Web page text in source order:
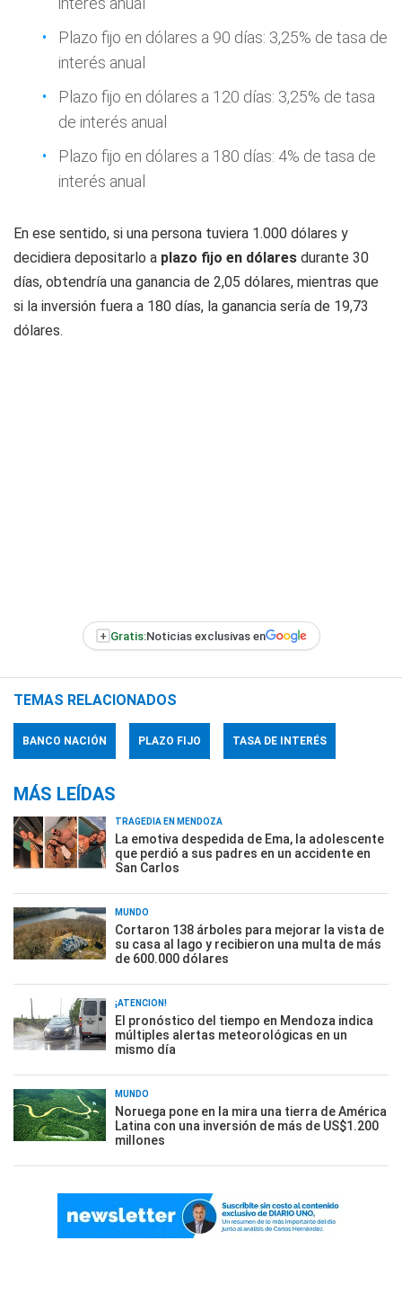
Plazo fijo en dólares a 90 días: 3,25% de tasa de
interés anual
Plazo fijo en dólares a 120 días: 3,25% de tasa
de interés anual
Plazo fijo en dólares a 180 días: 4% de tasa de
interés anual
En ese sentido, si una persona tuviera 1.000 dólares y
decidiera depositarlo a plazo fijo en dólares durante 30
días, obtendría una ganancia de 2,05 dólares, mientras que
si la inversión fuera a 180 días, la ganancia sería de 19,73
dólares.
+ Gratis:Noticias exclusivas en
TEMAS RELACIONADOS
BANCO NACIÓN PLAZO FIJO TASA DE INTERÉS
MÁS LEÍDAS
TRAGEDIA EN MENDOZA
La emotiva despedida de Ema, la adolescente
que perdió a sus padres en un accidente en
San Carlos
MUNDO
Cortaron 138 árboles para mejorar la vista de
su casa al lago y recibieron una multa de más
de 600.000 dólares
¡ATENCIÓN!
El pronóstico del tiempo en Mendoza indica
múltiples alertas meteorológicas en un
mismo día
MUNDO
Noruega pone en la mira una tierra de América
Latina con una inversión de más de US$1.200
millones